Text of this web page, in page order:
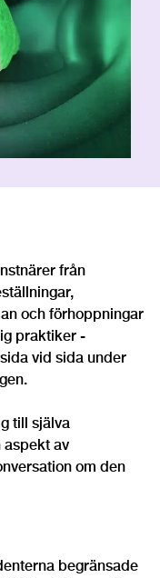
från
och förhoppningar
praktiker -
vid sida under
till själva
aspekt av
om den
begränsade